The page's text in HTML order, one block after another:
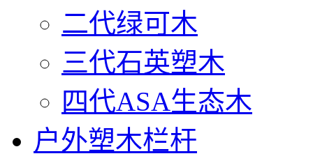
二代绿可木
三代石英塑木
四代ASA生态木
户外塑木栏杆